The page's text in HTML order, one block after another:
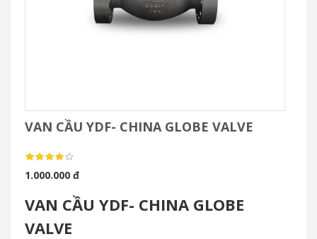
VAN CẦU YDF- CHINA GLOBE VALVE
1.000.000 đ
VAN CẦU YDF- CHINA GLOBE
VALVE